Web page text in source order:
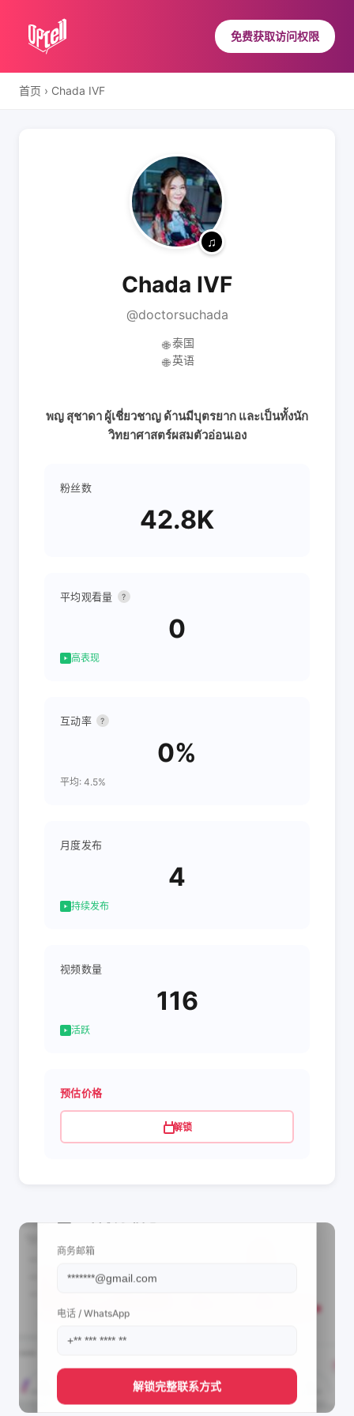
免费获取访问权限
首页 › Chada IVF
Chada IVF
@doctorsuchada
🌐 泰国
🌐 英语
พญ สุชาดา ผู้เชี่ยวชาญ ด้านมีบุตรยาก และเป็นทั้งนัก
วิทยาศาสตร์ผสมตัวอ่อนเอง
粉丝数
42.8K
平均观看量 ?
0
高表现
互动率 ?
0%
平均: 4.5%
月度发布
4
持续发布
视频数量
116
活跃
预估价格
解锁
商务邮箱
电话 / WhatsApp
解锁完整联系方式